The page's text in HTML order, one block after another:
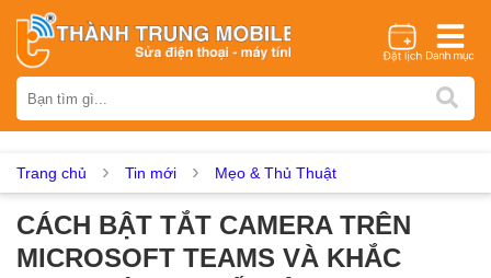
iPhone Samsung Oppo Xiaomi Realme Vivo
Asus Sony Vertu LG Tecno
Dịch vụ sửa chữa
Trang chủ Tin mới Mẹo & Thủ Thuật
CÁCH BẬT TẮT CAMERA TRÊN
MICROSOFT TEAMS VÀ KHẮC